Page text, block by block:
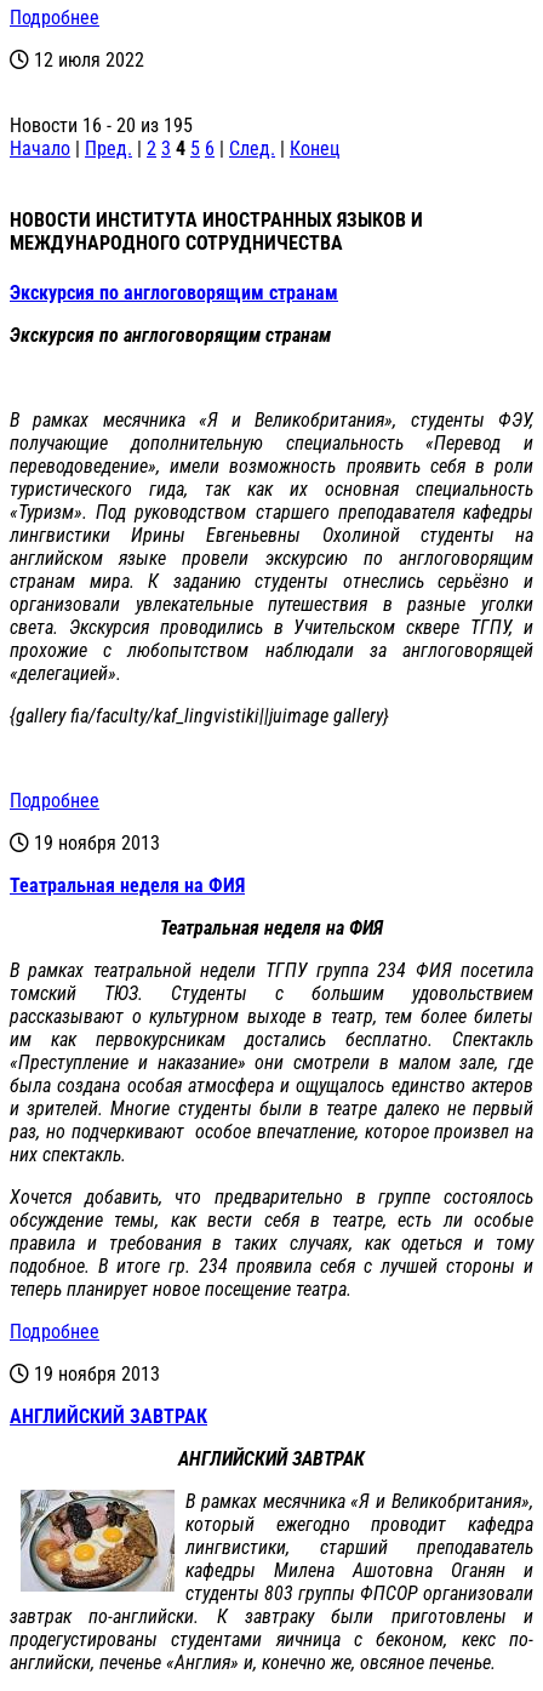
Подробнее
12 июля 2022
Новости 16 - 20 из 195
Начало | Пред. | 2 3 4 5 6 | След. | Конец
НОВОСТИ ИНСТИТУТА ИНОСТРАННЫХ ЯЗЫКОВ И
МЕЖДУНАРОДНОГО СОТРУДНИЧЕСТВА
Экскурсия по англоговорящим странам
Экскурсия по англоговорящим странам
В рамках месячника «Я и Великобритания», студенты ФЭУ,
получающие дополнительную специальность «Перевод и
переводоведение», имели возможность проявить себя в роли
туристического гида, так как их основная специальность
«Туризм». Под руководством старшего преподавателя кафедры
лингвистики Ирины Евгеньевны Охолиной студенты на
английском языке провели экскурсию по англоговорящим
странам мира. К заданию студенты отнеслись серьёзно и
организовали увлекательные путешествия в разные уголки
света. Экскурсия проводились в Учительском сквере ТГПУ, и
прохожие с любопытством наблюдали за англоговорящей
«делегацией».
{gallery fia/faculty/kaf_lingvistiki||juimage gallery}
Подробнее
19 ноября 2013
Театральная неделя на ФИЯ
Театральная неделя на ФИЯ
В рамках театральной недели ТГПУ группа 234 ФИЯ посетила
томский ТЮЗ. Студенты с большим удовольствием
рассказывают о культурном выходе в театр, тем более билеты
им как первокурсникам достались бесплатно. Спектакль
«Преступление и наказание» они смотрели в малом зале, где
была создана особая атмосфера и ощущалось единство актеров
и зрителей. Многие студенты были в театре далеко не первый
раз, но подчеркивают особое впечатление, которое произвел на
них спектакль.
Хочется добавить, что предварительно в группе состоялось
обсуждение темы, как вести себя в театре, есть ли особые
правила и требования в таких случаях, как одеться и тому
подобное. В итоге гр. 234 проявила себя с лучшей стороны и
теперь планирует новое посещение театра.
Подробнее
19 ноября 2013
АНГЛИЙСКИЙ ЗАВТРАК
АНГЛИЙСКИЙ ЗАВТРАК
В рамках месячника «Я и Великобритания»,
который ежегодно проводит кафедра
лингвистики, старший преподаватель
кафедры Милена Ашотовна Оганян и
студенты 803 группы ФПСОР организовали
завтрак по-английски. К завтраку были приготовлены и
продегустированы студентами яичница с беконом, кекс по-
английски, печенье «Англия» и, конечно же, овсяное печенье.